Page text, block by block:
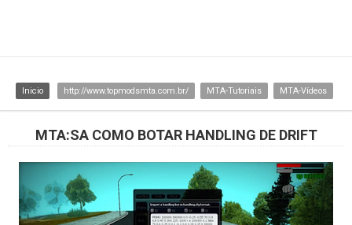
Inicio http://www.topmodsmta.com.br/ MTA-Tutoriais MTA-Vídeos
MTA:SA COMO BOTAR HANDLING DE DRIFT